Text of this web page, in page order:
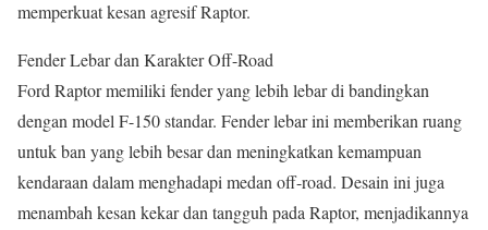
memperkuat kesan agresif Raptor.
Fender Lebar dan Karakter Off-Road
Ford Raptor memiliki fender yang lebih lebar di bandingkan
dengan model F-150 standar. Fender lebar ini memberikan ruang
untuk ban yang lebih besar dan meningkatkan kemampuan
kendaraan dalam menghadapi medan off-road. Desain ini juga
menambah kesan kekar dan tangguh pada Raptor, menjadikannya